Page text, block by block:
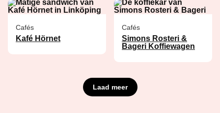
Cafés
Kafé Hörnet
Cafés
Simons Rosteri &
Bageri Koffiewagen
Laad meer